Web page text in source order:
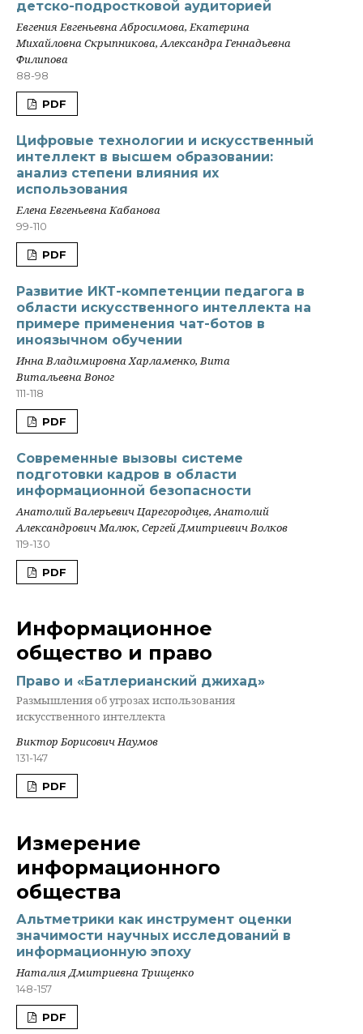
детско-подростковой аудиторией
Евгения Евгеньевна Абросимова, Екатерина
Михайловна Скрыпникова, Александра Геннадьевна
Филипова
88-98
PDF
Цифровые технологии и искусственный
интеллект в высшем образовании:
анализ степени влияния их
использования
Елена Евгеньевна Кабанова
99-110
PDF
Развитие ИКТ-компетенции педагога в
области искусственного интеллекта на
примере применения чат-ботов в
иноязычном обучении
Инна Владимировна Харламенко, Вита
Витальевна Воног
111-118
PDF
Современные вызовы системе
подготовки кадров в области
информационной безопасности
Анатолий Валерьевич Царегородцев, Анатолий
Александрович Малюк, Сергей Дмитриевич Волков
119-130
PDF
Информационное
общество и право
Право и «Батлерианский джихад»
Размышления об угрозах использования
искусственного интеллекта
Виктор Борисович Наумов
131-147
PDF
Измерение
информационного
общества
Альтметрики как инструмент оценки
значимости научных исследований в
информационную эпоху
Наталия Дмитриевна Трищенко
148-157
PDF